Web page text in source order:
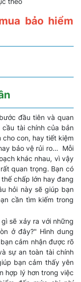
bảo hiểm
đầu tiên và quan
tài chính của bản
cho con, hay tiết kiệm
bảo vệ rủi ro… Mỗi
khác nhau, vì vậy
quan trọng. Bạn có
chấp lớn hay đang
hỏi này sẽ giúp bạn
cần tìm kiếm trong
sẽ xảy ra với những
ở đây?" Hình dung
cảm nhận được rõ
sự an toàn tài chính
bạn cảm thấy yên
hợp lý hơn trong việc